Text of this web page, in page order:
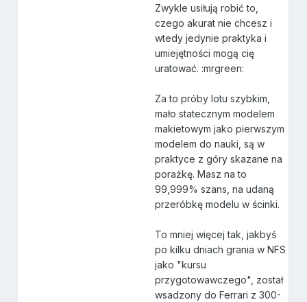
Zwykle usiłują robić to,
czego akurat nie chcesz i
wtedy jedynie praktyka i
umiejętności mogą cię
uratować. :mrgreen:
Za to próby lotu szybkim,
mało statecznym modelem
makietowym jako pierwszym
modelem do nauki, są w
praktyce z góry skazane na
porażkę. Masz na to
99,999% szans, na udaną
przeróbkę modelu w ścinki.
To mniej więcej tak, jakbyś
po kilku dniach grania w NFS
jako "kursu
przygotowawczego", został
wsadzony do Ferrari z 300-